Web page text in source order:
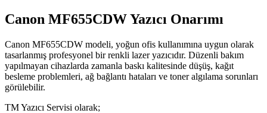
Canon MF655CDW Yazıcı Onarımı
Canon MF655CDW modeli, yoğun ofis kullanımına uygun olarak
tasarlanmış profesyonel bir renkli lazer yazıcıdır. Düzenli bakım
yapılmayan cihazlarda zamanla baskı kalitesinde düşüş, kağıt
besleme problemleri, ağ bağlantı hataları ve toner algılama sorunları
görülebilir.
TM Yazıcı Servisi olarak;